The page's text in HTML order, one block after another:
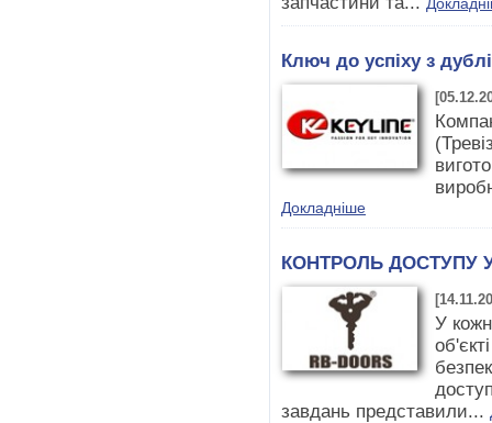
Ключ до успіху з
Докладніше
КОНТРОЛЬ ДОСТУПУ
У
завдань представили...